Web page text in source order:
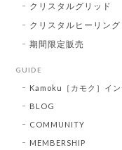
クリスタルグリッド
クリスタルヒーリング
期間限定販売
GUIDE
Kamoku［カモク］イ
BLOG
COMMUNITY
MEMBERSHIP